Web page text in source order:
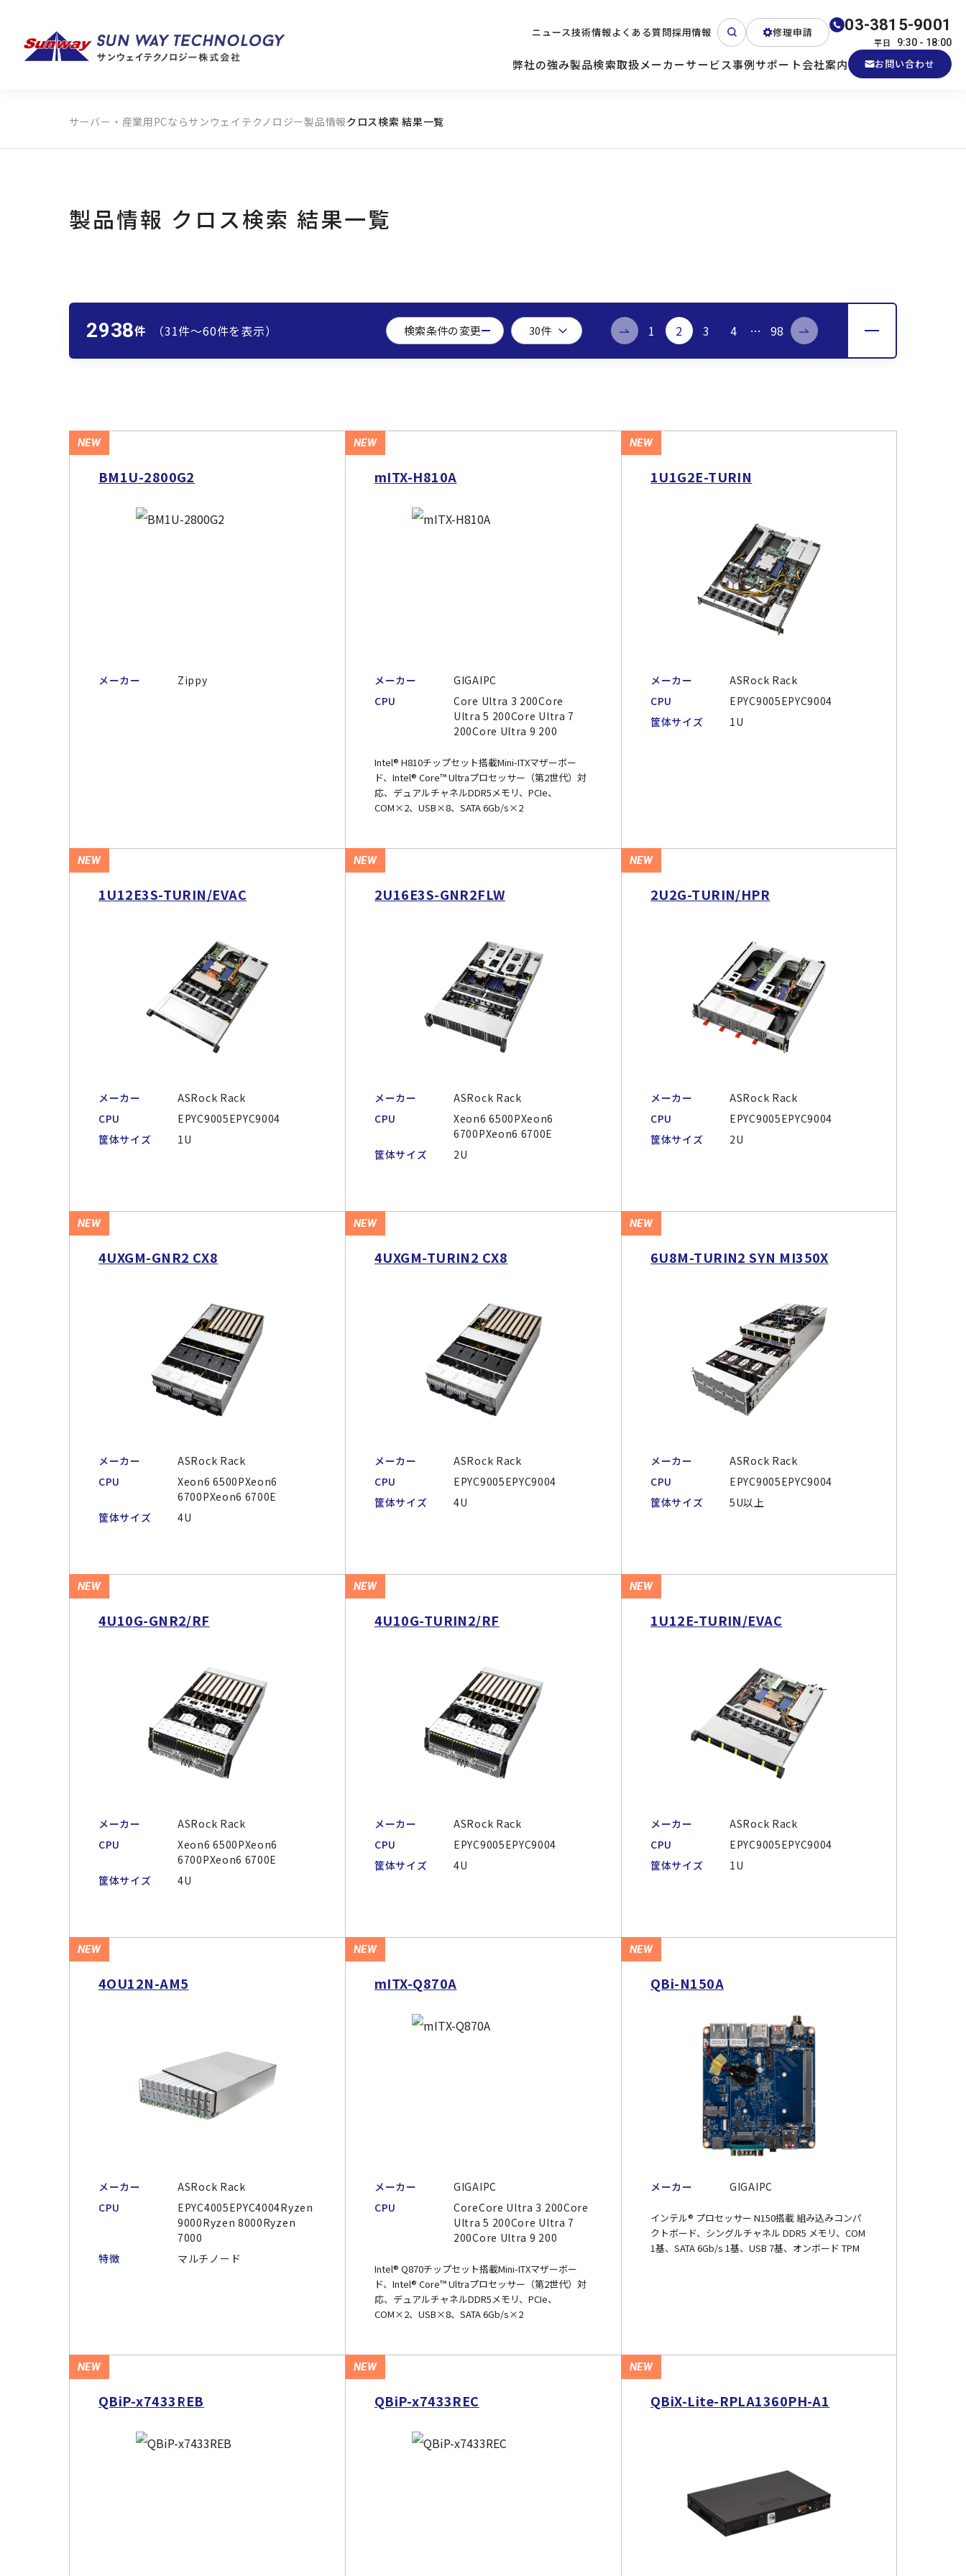
ニュース技術情報よくある質問採用情報 修理申請 03-3815-9001
平日 9:30 - 18:00
弊社の強み製品検索
製品カテゴリから探す
メーカーから探す
サーバー 産業用PC
取扱メーカーサービス事例サポート会社案内 お問い合わせ
サーバー・産業用PCならサンウェイテクノロジー製品情報クロス検索 結果一覧
製品情報 クロス検索 結果一覧
2938件 （31件〜60件を表示） 検索条件の変更 1 2 3 4 … 98
NEW
BM1U-2800G2
メーカー Zippy
NEW
mITX-H810A
メーカー
GIGAIPC
CPU
Core Ultra 3 200Core
Ultra 5 200Core Ultra 7
200Core Ultra 9 200
Intel® H810チップセット搭載Mini-ITXマザーボー
ド、Intel® Core™ Ultraプロセッサー（第2世代）対
応、デュアルチャネルDDR5メモリ、PCIe、
COM×2、USB×8、SATA 6Gb/s×2
NEW
1U1G2E-TURIN
メーカー
ASRock Rack
CPU
EPYC9005EPYC9004
筐体サイズ
1U
NEW
1U12E3S-TURIN/EVAC
メーカー
ASRock Rack
CPU
EPYC9005EPYC9004
筐体サイズ
1U
NEW
2U16E3S-GNR2FLW
メーカー
ASRock Rack
CPU
Xeon6 6500PXeon6
6700PXeon6 6700E
筐体サイズ
2U
NEW
2U2G-TURIN/HPR
メーカー
ASRock Rack
CPU
EPYC9005EPYC9004
筐体サイズ
2U
NEW
4UXGM-GNR2 CX8
メーカー
ASRock Rack
CPU
Xeon6 6500PXeon6
6700PXeon6 6700E
筐体サイズ
4U
NEW
4UXGM-TURIN2 CX8
メーカー
ASRock Rack
CPU
EPYC9005EPYC9004
筐体サイズ
4U
NEW
6U8M-TURIN2 SYN MI350X
メーカー
ASRock Rack
CPU
EPYC9005EPYC9004
筐体サイズ
5U以上
NEW
4U10G-GNR2/RF
メーカー
ASRock Rack
CPU
Xeon6 6500PXeon6
6700PXeon6 6700E
筐体サイズ
4U
NEW
4U10G-TURIN2/RF
メーカー
ASRock Rack
CPU
EPYC9005EPYC9004
筐体サイズ
4U
NEW
1U12E-TURIN/EVAC
メーカー
ASRock Rack
CPU
EPYC9005EPYC9004
筐体サイズ
1U
NEW
4OU12N-AM5
メーカー
ASRock Rack
CPU
EPYC4005EPYC4004Ryzen
9000Ryzen 8000Ryzen
7000
特徴
マルチノード
NEW
mITX-Q870A
メーカー
GIGAIPC
CPU
CoreCore Ultra 3 200Core
Ultra 5 200Core Ultra 7
200Core Ultra 9 200
Intel® Q870チップセット搭載Mini-ITXマザーボー
ド、Intel® Core™ Ultraプロセッサー（第2世代）対
応、デュアルチャネルDDR5メモリ、PCIe、
COM×2、USB×8、SATA 6Gb/s×2
NEW
QBi-N150A
メーカー GIGAIPC
インテル® プロセッサー N150搭載 組み込みコンパ
クトボード、シングルチャネル DDR5 メモリ、COM
1基、SATA 6Gb/s 1基、USB 7基、オンボード TPM
NEW
QBiP-x7433REB
NEW
QBiP-x7433REC
NEW
QBiX-Lite-RPLA1360PH-A1